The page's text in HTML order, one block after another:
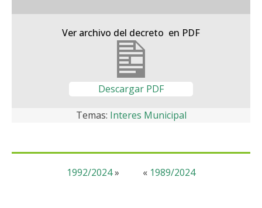
Ver archivo del decreto en PDF
Descargar PDF
Temas: Interes Municipal
« 1989/2024
1992/2024»